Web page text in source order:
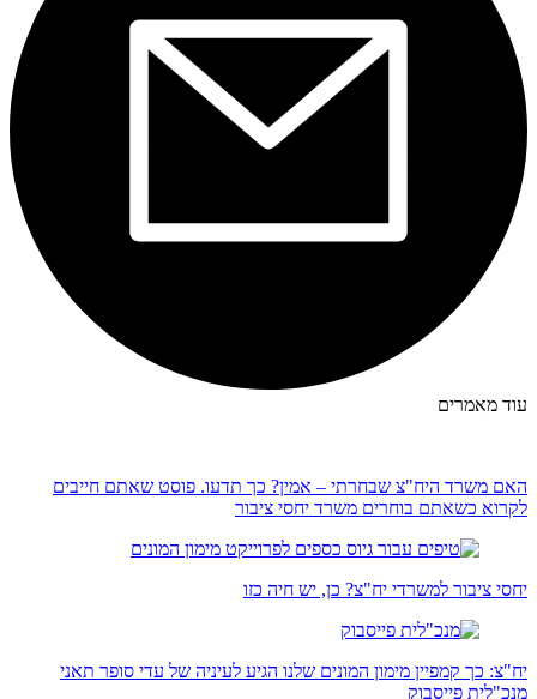
עוד מאמרים
האם משרד היח"צ שבחרתי – אמין? כך תדעו. פוסט שאתם חייבים
לקרוא כשאתם בוחרים משרד יחסי ציבור
יחסי ציבור למשרדי יח"צ? כן, יש חיה כזו
יח"צ: כך קמפיין מימון המונים שלנו הגיע לעיניה של עדי סופר תאני
מנכ"לית פייסבוק